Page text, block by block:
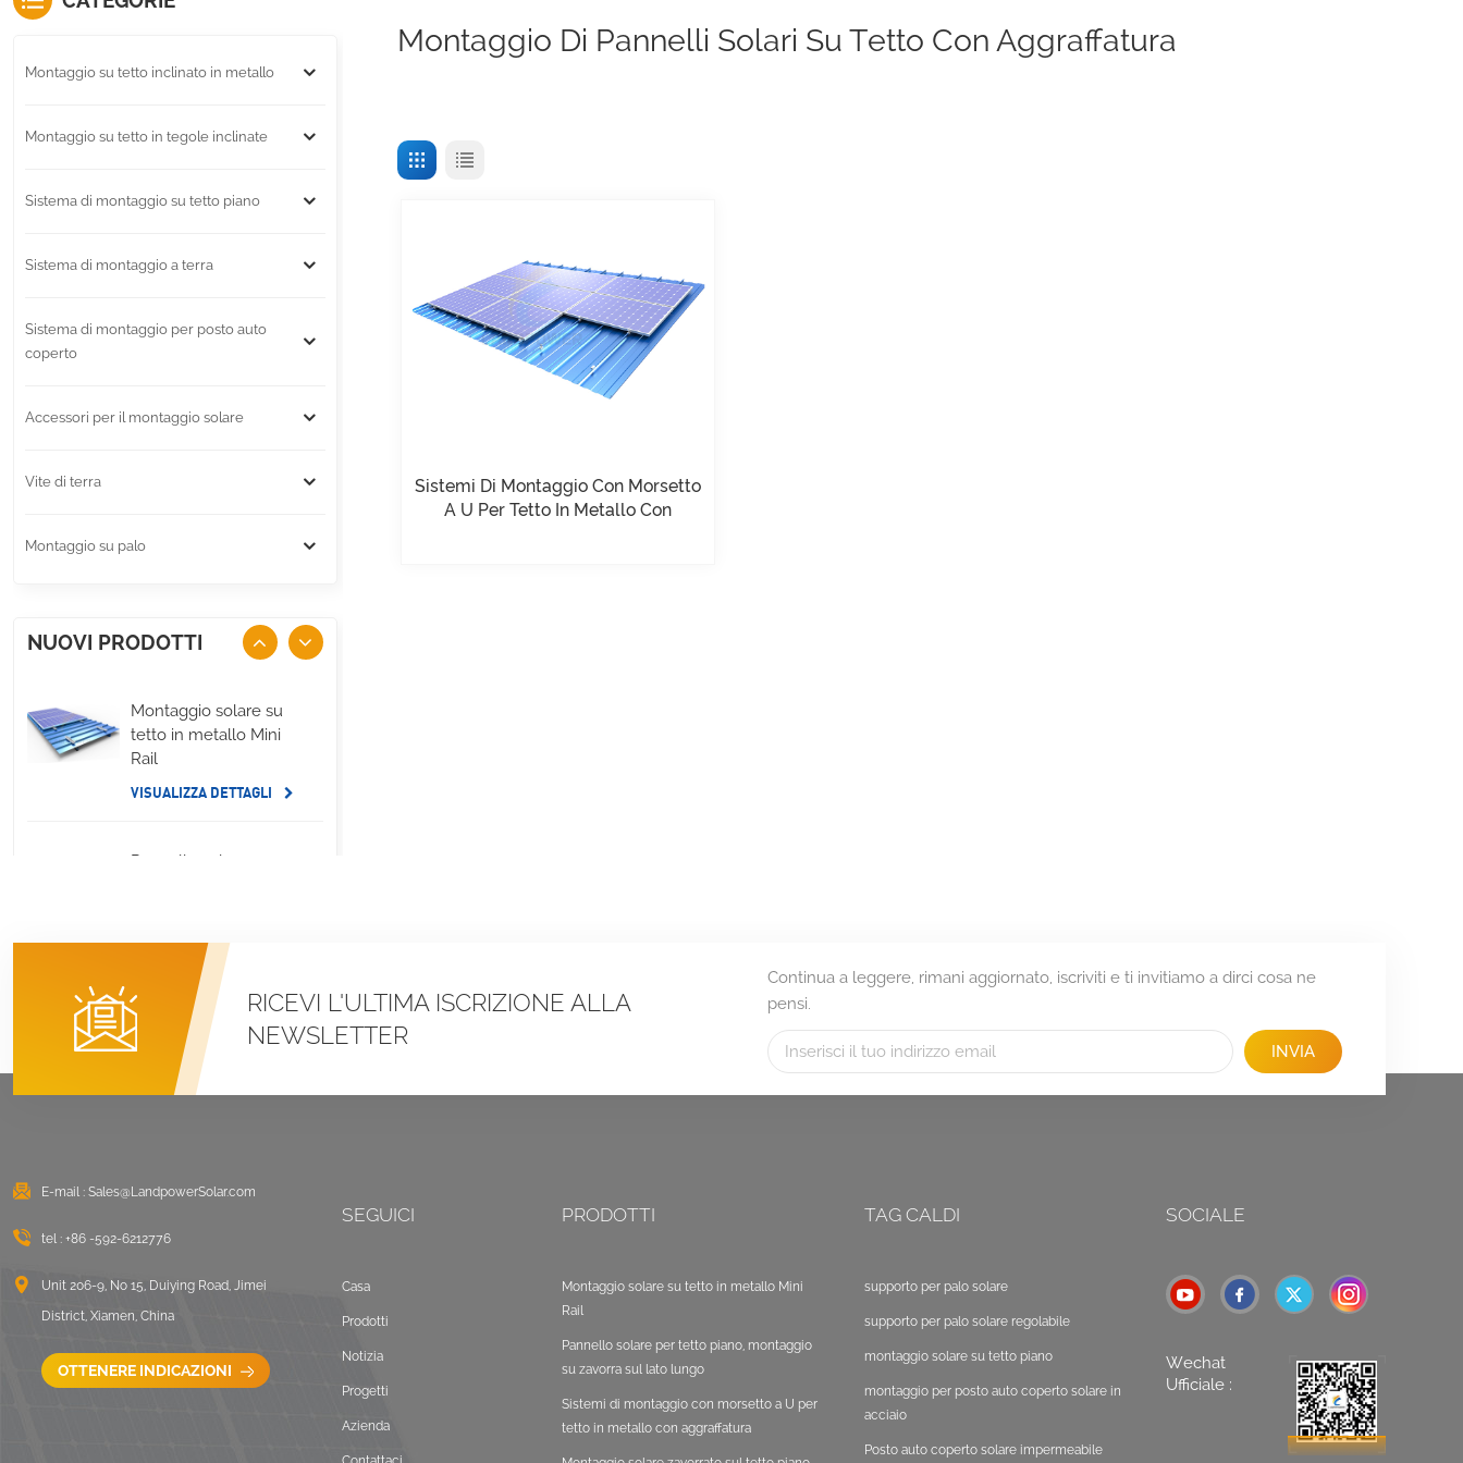
Montaggio Di Pannelli Solari Su Tetto Con Aggraffatura
Sistemi Di Montaggio Con Morsetto
A U Per Tetto In Metallo Con
Montaggio su tetto inclinato in metallo
Montaggio su tetto in tegole inclinate
Sistema di montaggio su tetto piano
Sistema di montaggio a terra
Sistema di montaggio per posto auto
coperto
Accessori per il montaggio solare
Vite di terra
Montaggio su palo
NUOVI PRODOTTI
Montaggio solare su
tetto in metallo Mini
Rail
VISUALIZZA DETTAGLI
Pannello solare per
VISUALIZZA DETTAGLI
Sistemi di montaggio
con morsetto a U per
tetto in metallo con
aggraffatura
VISUALIZZA DETTAGLI
zavorrato sul tetto
VISUALIZZA DETTAGLI
Sistemi di montaggio
ondulato
VISUALIZZA DETTAGLI
RICEVI L'ULTIMA ISCRIZIONE ALLA
NEWSLETTER
Continua a leggere, rimani aggiornato, iscriviti e ti invitiamo a dirci cosa ne
pensi.
INVIA
E-mail : Sales@LandpowerSolar.com
tel : +86 -592-6212776
Unit 206-9, No 15, Duiying Road, Jimei
District, Xiamen, China
OTTENERE INDICAZIONI
SEGUICI
Casa
Prodotti
Notizia
Progetti
Azienda
PRODOTTI
Montaggio solare su tetto in metallo Mini
Rail
Pannello solare per tetto piano, montaggio
su zavorra sul lato lungo
Sistemi di montaggio con morsetto a U per
tetto in metallo con aggraffatura
TAG CALDI
supporto per palo solare
supporto per palo solare regolabile
montaggio solare su tetto piano
montaggio per posto auto coperto solare in
acciaio
Posto auto coperto solare impermeabile
SOCIALE
Wechat
Ufficiale :